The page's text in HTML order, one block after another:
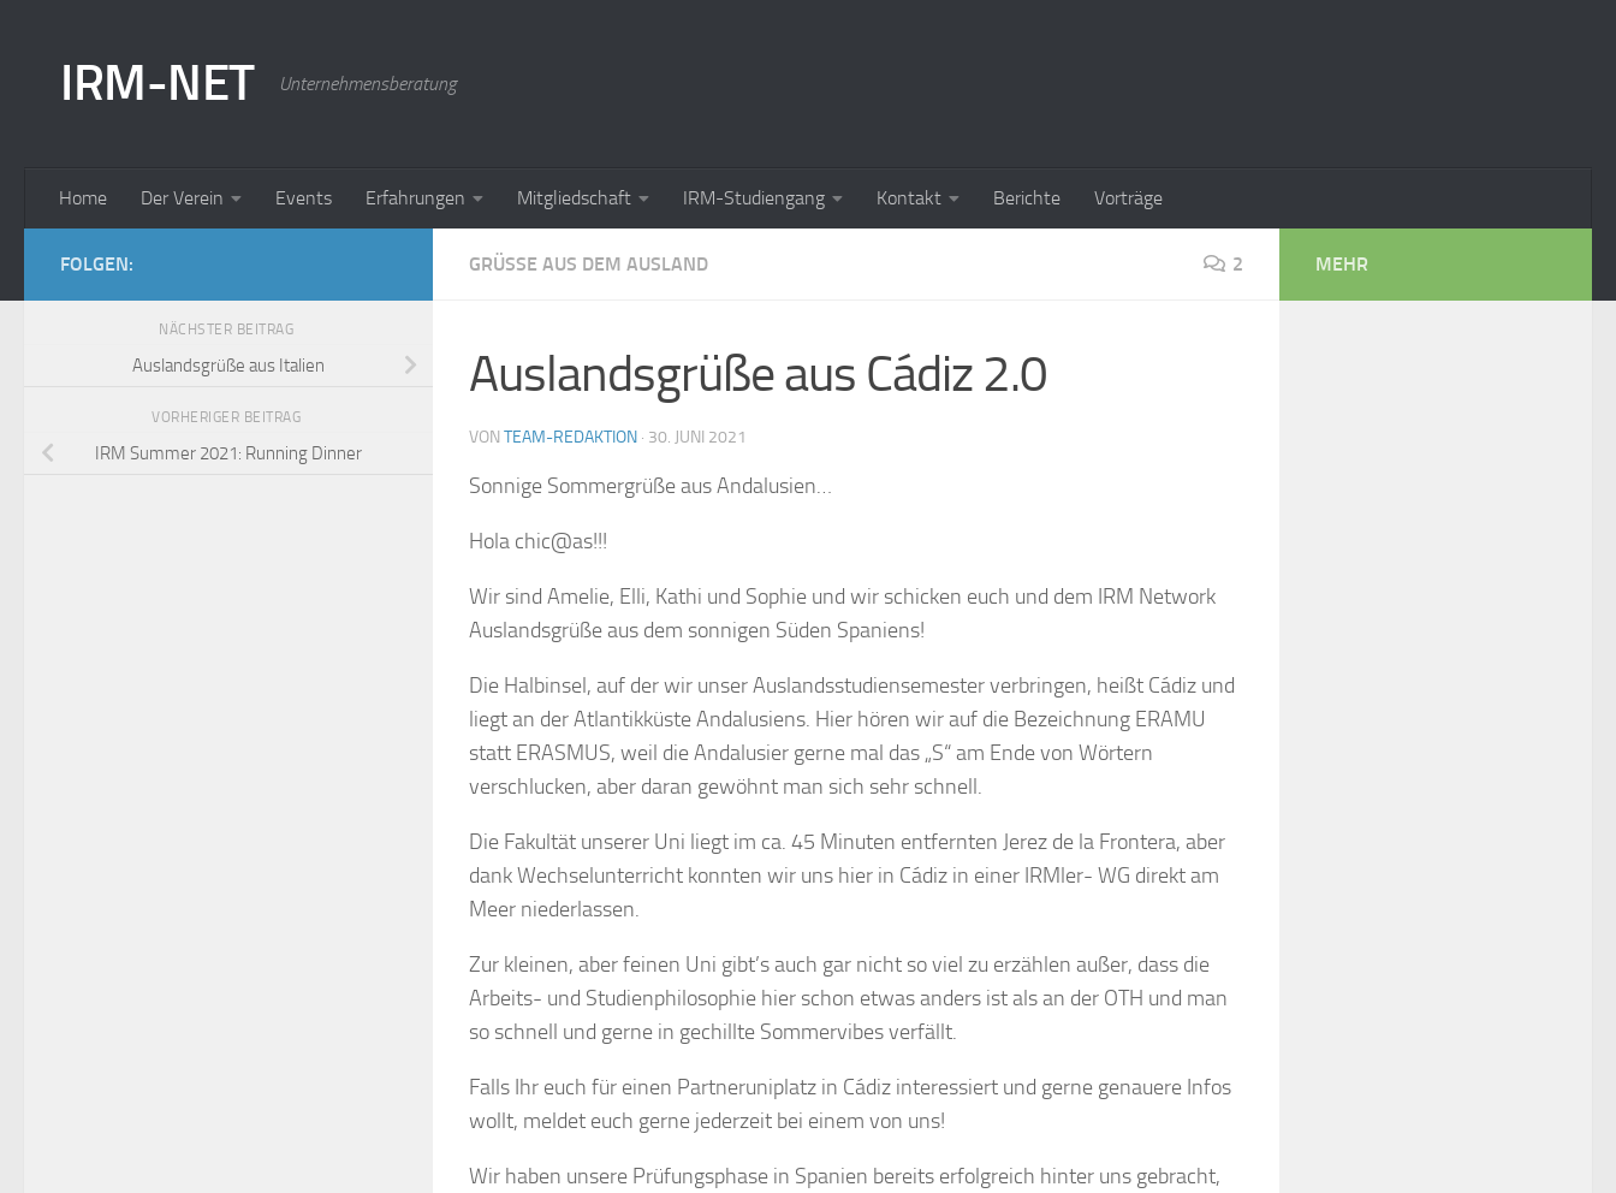
IRM-NET Unternehmensberatung
Home Der Verein Events Erfahrungen Mitgliedschaft IRM-Studiengang Kontakt Berichte Vorträge
GRÜSSE AUS DEM AUSLAND 2
Auslandsgrüße aus Cádiz 2.0
VON TEAM-REDAKTION · 30. JUNI 2021
Sonnige Sommergrüße aus Andalusien…
Hola chic@as!!!
Wir sind Amelie, Elli, Kathi und Sophie und wir schicken euch und dem IRM Network
Auslandsgrüße aus dem sonnigen Süden Spaniens!
Die Halbinsel, auf der wir unser Auslandsstudiensemester verbringen, heißt Cádiz und
liegt an der Atlantikküste Andalusiens. Hier hören wir auf die Bezeichnung ERAMU
statt ERASMUS, weil die Andalusier gerne mal das „S“ am Ende von Wörtern
verschlucken, aber daran gewöhnt man sich sehr schnell.
Die Fakultät unserer Uni liegt im ca. 45 Minuten entfernten Jerez de la Frontera, aber
dank Wechselunterricht konnten wir uns hier in Cádiz in einer IRMler- WG direkt am
Meer niederlassen.
Zur kleinen, aber feinen Uni gibt’s auch gar nicht so viel zu erzählen außer, dass die
Arbeits- und Studienphilosophie hier schon etwas anders ist als an der OTH und man
so schnell und gerne in gechillte Sommervibes verfällt.
Falls Ihr euch für einen Partneruniplatz in Cádiz interessiert und gerne genauere Infos
wollt, meldet euch gerne jederzeit bei einem von uns!
Wir haben unsere Prüfungsphase in Spanien bereits erfolgreich hinter uns gebracht,
FOLGEN:
NÄCHSTER BEITRAG
Auslandsgrüße aus Italien
VORHERIGER BEITRAG
IRM Summer 2021: Running Dinner
MEHR